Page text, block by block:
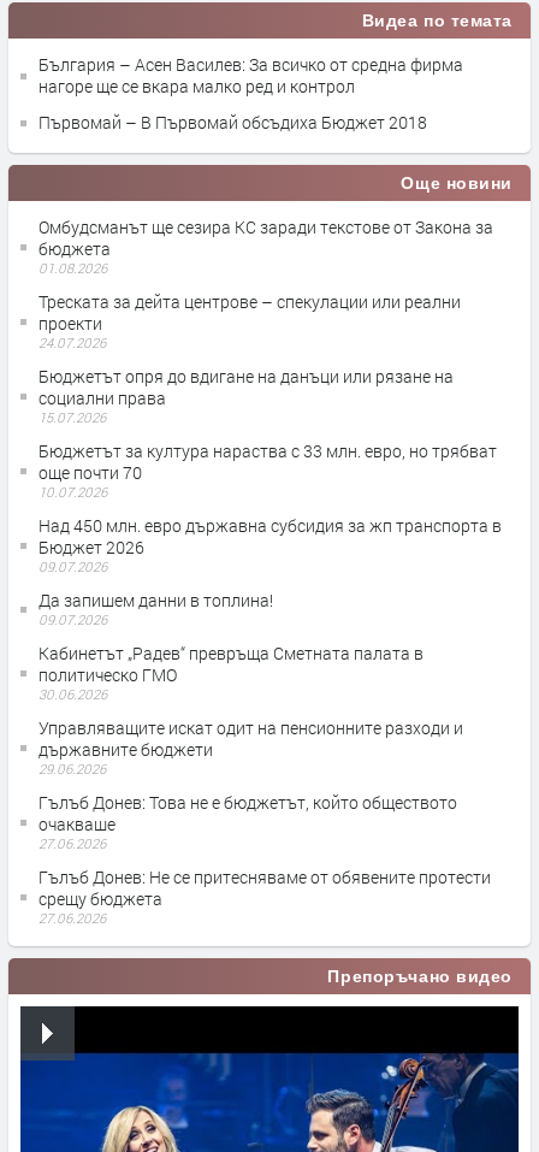
Видеа по темата
България – Асен Василев: За всичко от средна фирма
нагоре ще се вкара малко ред и контрол
Първомай – В Първомай обсъдиха Бюджет 2018
Още новини
Омбудсманът ще сезира КС заради текстове от Закона за
бюджета
01.08.2026
Треската за дейта центрове – спекулации или реални
проекти
24.07.2026
Бюджетът опря до вдигане на данъци или рязане на
социални права
15.07.2026
Бюджетът за култура нараства с 33 млн. евро, но трябват
още почти 70
10.07.2026
Над 450 млн. евро държавна субсидия за жп транспорта в
Бюджет 2026
09.07.2026
Да запишем данни в топлина!
09.07.2026
Кабинетът „Радев“ превръща Сметната палата в
политическо ГМО
30.06.2026
Управляващите искат одит на пенсионните разходи и
държавните бюджети
29.06.2026
Гълъб Донев: Това не е бюджетът, който обществото
очакваше
27.06.2026
Гълъб Донев: Не се притесняваме от обявените протести
срещу бюджета
27.06.2026
Препоръчано видео